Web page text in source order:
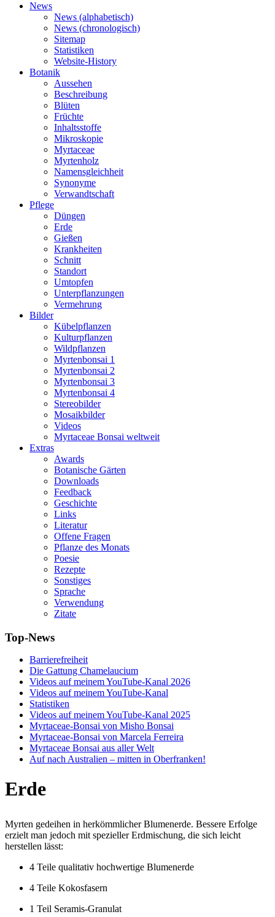
News
News (alphabetisch)
News (chronologisch)
Sitemap
Statistiken
Website-History
Botanik
Aussehen
Beschreibung
Blüten
Früchte
Inhaltsstoffe
Mikroskopie
Myrtaceae
Myrtenholz
Namensgleichheit
Synonyme
Verwandtschaft
Pflege
Düngen
Erde
Gießen
Krankheiten
Schnitt
Standort
Umtopfen
Unterpflanzungen
Vermehrung
Bilder
Kübelpflanzen
Kulturpflanzen
Wildpflanzen
Myrtenbonsai 1
Myrtenbonsai 2
Myrtenbonsai 3
Myrtenbonsai 4
Stereobilder
Mosaikbilder
Videos
Myrtaceae Bonsai weltweit
Extras
Awards
Botanische Gärten
Downloads
Feedback
Geschichte
Links
Literatur
Offene Fragen
Pflanze des Monats
Poesie
Rezepte
Sonstiges
Sprache
Verwendung
Zitate
Top-News
Barrierefreiheit
Die Gattung Chamelaucium
Videos auf meinem YouTube-Kanal 2026
Videos auf meinem YouTube-Kanal
Statistiken
Videos auf meinem YouTube-Kanal 2025
Myrtaceae-Bonsai von Misho Bonsai
Myrtaceae-Bonsai von Marcela Ferreira
Myrtaceae Bonsai aus aller Welt
Auf nach Australien – mitten in Oberfranken!
Erde
Myrten gedeihen in herkömmlicher Blumenerde. Bessere Erfolge
erzielt man jedoch mit spezieller Erdmischung, die sich leicht
herstellen lässt:
4 Teile qualitativ hochwertige Blumenerde
4 Teile Kokosfasern
1 Teil Seramis-Granulat